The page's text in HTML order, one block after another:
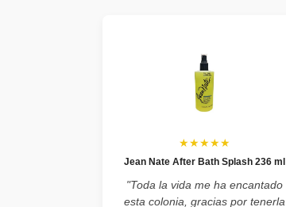
★★★★★
Jean Nate After Bath Splash 236 ml
"Toda la vida me ha encantado
esta colonia, gracias por tenerla